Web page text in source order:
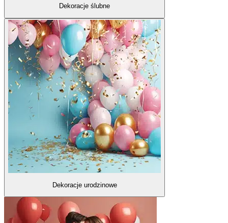
Dekoracje ślubne
Dekoracje urodzinowe